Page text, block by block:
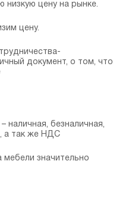
низкую цену на рынке.
цену.
документ, о том, что
безналичная,
а так же НДС
значительно